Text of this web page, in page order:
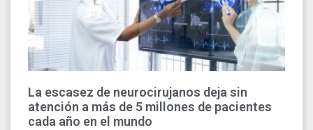
La escasez de neurocirujanos deja sin
atención a más de 5 millones de pacientes
cada año en el mundo